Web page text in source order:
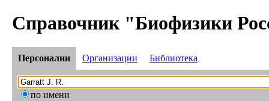
Справочник "Биофизики
Персоналии Организации Библиотека
по имени